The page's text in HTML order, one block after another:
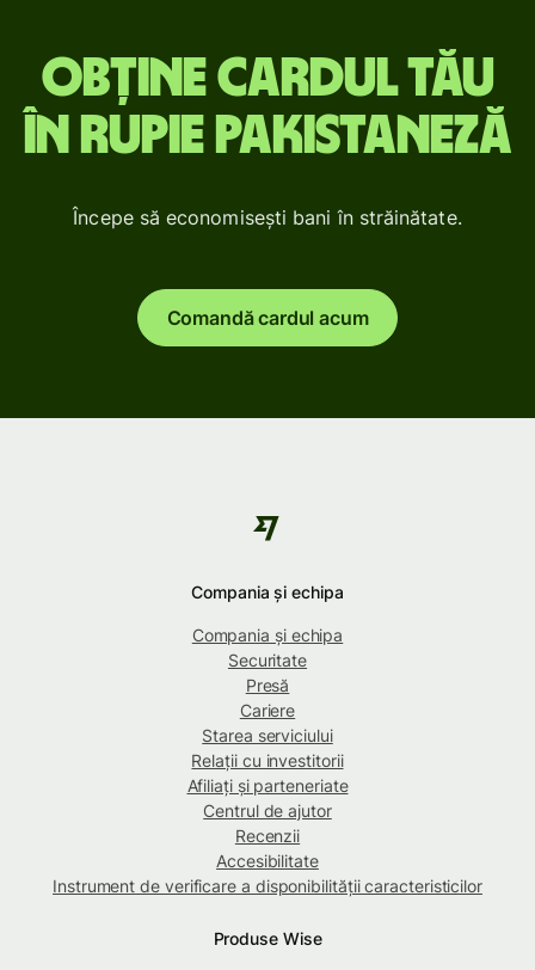
Obține cardul tău
în rupie pakistaneză
Începe să economisești bani în străinătate.
Comandă cardul acum
Compania și echipa
Compania și echipa
Securitate
Presă
Cariere
Starea serviciului
Relații cu investitorii
Afiliați și parteneriate
Centrul de ajutor
Recenzii
Accesibilitate
Instrument de verificare a disponibilității caracteristicilor
Produse Wise